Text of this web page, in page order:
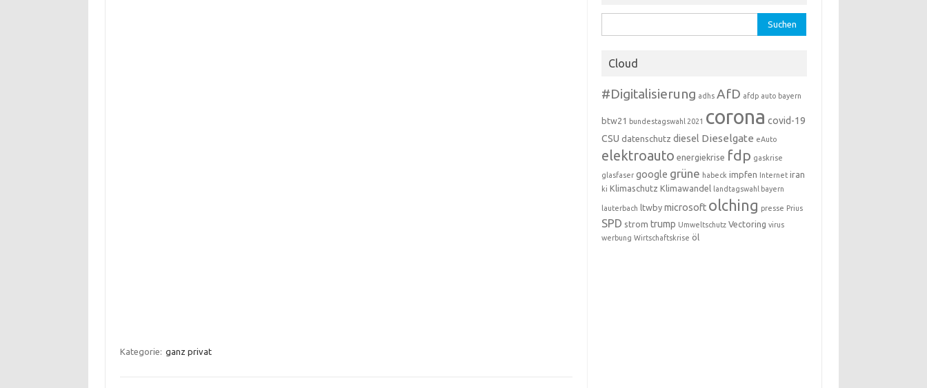
Kategorie: ganz privat
nach:
Cloud
#Digitalisierung adhs AfD afdp auto bayern
btw21 bundestagswahl 2021 corona covid-19
CSU datenschutz diesel Dieselgate eAuto
elektroauto energiekrise fdp gaskrise
glasfaser google grüne habeck impfen Internet iran
ki Klimaschutz Klimawandel landtagswahl bayern
lauterbach ltwby microsoft olching presse Prius
SPD strom trump Umweltschutz Vectoring virus
werbung Wirtschaftskrise öl